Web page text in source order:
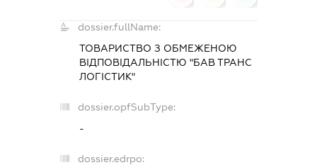
dossier.fullName:
ТОВАРИСТВО З ОБМЕЖЕНОЮ
ВІДПОВІДАЛЬНІСТЮ "БАВ ТРАНС
ЛОГІСТИК"
dossier.opfSubType:
-
dossier.edrpo: